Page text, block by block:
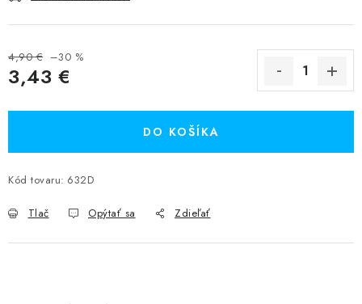
4,90 € –30 %
3,43 €
DO KOŠÍKA
Kód tovaru: 632D
Tlač Opýtať sa Zdieľať